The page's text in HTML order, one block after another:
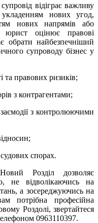
відіграє важливу
нових угод,
нових напрямів або
юрист оцінює правові
обрати найбезпечніший
супроводу бізнес у
та правових ризиків;
з контрагентами;
з контролюючими
судових спорах.
Розділ дозволяє
не відволікаючись на
а зосереджуючись на
потрібна професійна
Роздолі, звертайтеся
0963110397.